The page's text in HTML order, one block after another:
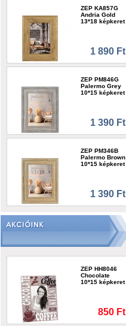
ZEP KA857G
Andria Gold
13*18 képkeret
1 890 Ft
ZEP PM846G
Palermo Grey
10*15 képkeret
1 390 Ft
ZEP PM346B
Palermo Brown
10*15 képkeret
1 390 Ft
ZEP HH8046
Chocolate
10*15 képkeret
850 Ft